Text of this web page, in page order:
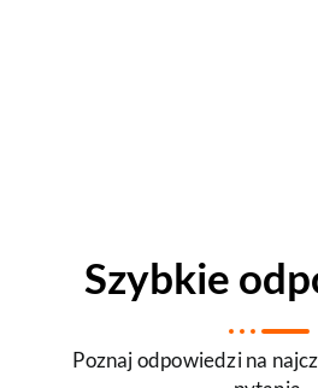
Szybkie
Poznaj odpowiedzi na